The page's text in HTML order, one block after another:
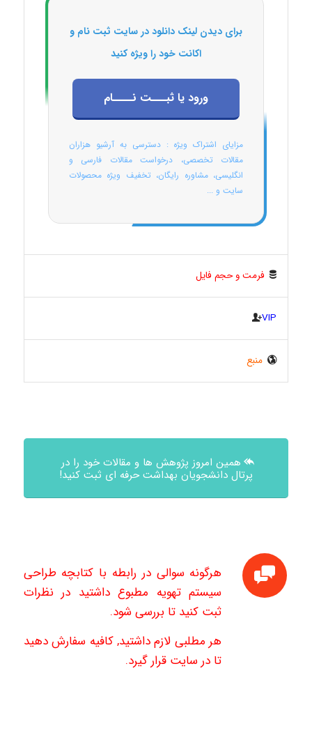
برای دیدن لینک دانلود در سایت ثبت نام و
اکانت خود را ویژه کنید
ورود یا ثبـــت نــــام
مزایای اشتراک ویژه : دسترسی به آرشیو هزاران
مقالات تخصصی، درخواست مقالات فارسی و
انگلیسی، مشاوره رایگان، تخفیف ویژه محصولات
سایت و ...
فرمت و حجم فایل
VIP
منبع
همین امروز پژوهش ها و مقالات خود را در
پرتال دانشجویان بهداشت حرفه ای ثبت کنید!
هرگونه سوالی در رابطه با کتابچه طراحی
سیستم تهویه مطبوع داشتید در نظرات
ثبت کنید تا بررسی شود.
هر مطلبی لازم داشتید, کافیه سفارش دهید
تا در سایت قرار گیرد.